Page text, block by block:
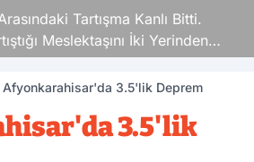
Tartışma Kanlı Bitti.
Meslektaşını İki Yerinden
Afyonkarahisar'da 3.5'lik Deprem
3.5'lik